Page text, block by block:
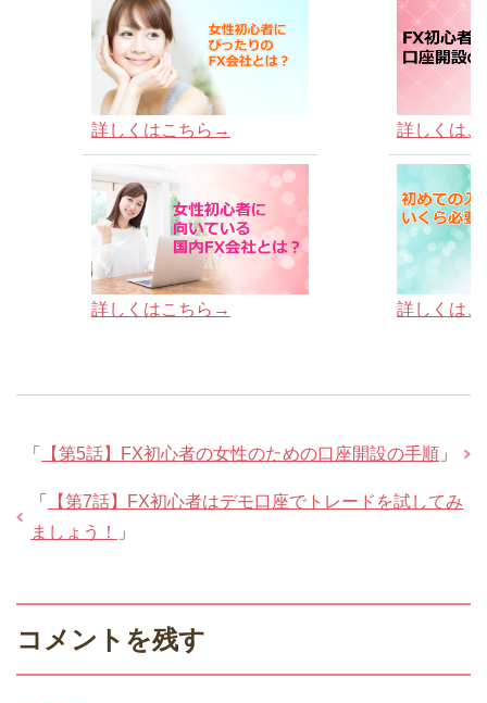
詳しくはこちら→
詳しくはこちら→
詳しくは
詳しくは
「 【第5話】FX初心者の女性のための口座開設の手順 」
「
【第7話】FX初心者はデモ口座でトレードを試してみ
ましょう！
」
コメントを残す